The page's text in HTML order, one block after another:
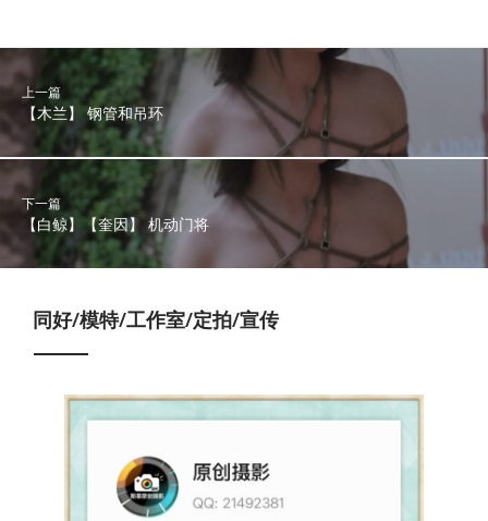
上一篇
【木兰】 钢管和吊环
下一篇
【白鲸】【奎因】 机动门将
同好/模特/工作室/定拍/宣传